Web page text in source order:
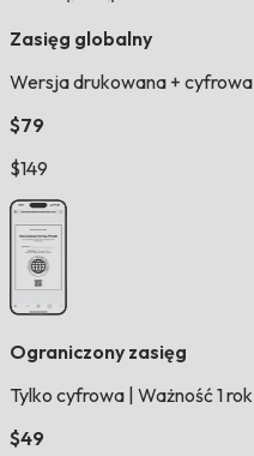
Zasięg globalny
Wersja drukowana + cyfrowa
$79
$149
Ograniczony zasięg
Tylko cyfrowa Ważność 1 rok
$49